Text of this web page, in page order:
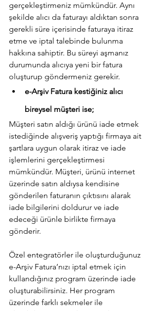
gerçekleştirmeniz mümkündür. Aynı
şekilde alıcı da faturayı aldıktan sonra
gerekli süre içerisinde faturaya itiraz
etme ve iptal talebinde bulunma
hakkına sahiptir. Bu süreyi aşmanız
durumunda alıcıya yeni bir fatura
oluşturup göndermeniz gerekir.
e-Arşiv Fatura kestiğiniz alıcı
bireysel müşteri ise;
Müşteri satın aldığı ürünü iade etmek
istediğinde alışveriş yaptığı firmaya ait
şartlara uygun olarak itiraz ve iade
işlemlerini gerçekleştirmesi
mümkündür. Müşteri, ürünü internet
üzerinde satın aldıysa kendisine
gönderilen faturanın çıktısını alarak
iade bilgilerini doldurur ve iade
edeceği ürünle birlikte firmaya
gönderir.
Özel entegratörler ile oluşturduğunuz
e-Arşiv Fatura’nızı iptal etmek için
kullandığınız program üzerinde iade
oluşturabilirsiniz. Her program
üzerinde farklı sekmeler ile